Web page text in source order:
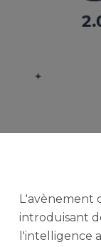
L'avènement
introduisant
l'intelligence